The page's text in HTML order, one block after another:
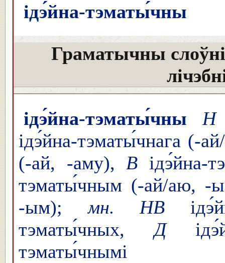
ідэ́йна-тэматы́чны
Граматычны
ідэ́йна-тэматы́чны Н
ідэ́йна-тэматы́чнага (-
(-ай, -аму), В
тэматы́чным (-ай/аю,
-ым);мн. НВ
тэматы́чных,Д
тэматы́чнымі